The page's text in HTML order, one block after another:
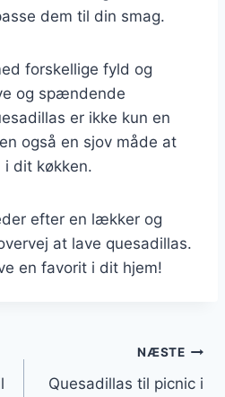
dem til din smag.
forskellige fyld og
og spændende
er ikke kun en
også en sjov måde at
dit køkken.
efter en lækker og
at lave quesadillas.
en favorit i dit hjem!
NÆSTE
Quesadillas til picnic i